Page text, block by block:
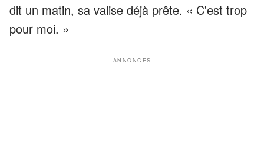
dit un matin, sa valise déjà prête. « C'est trop
pour moi. »
ANNONCES